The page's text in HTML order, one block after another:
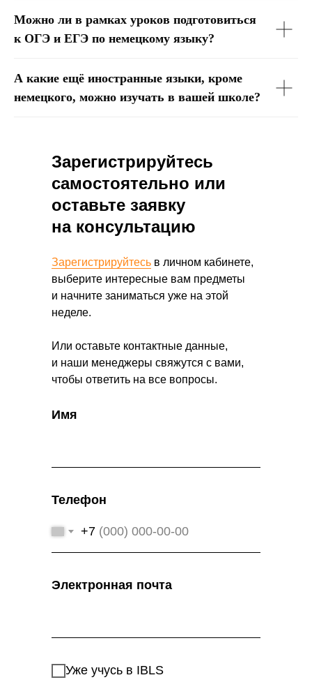
Можно ли в рамках уроков подготовиться
к ОГЭ и ЕГЭ по немецкому языку?
А какие ещё иностранные языки, кроме
немецкого, можно изучать в вашей школе?
Зарегистрируйтесь
самостоятельно или
оставьте заявку
на консультацию
Зарегистрируйтесь в личном кабинете,
выберите интересные вам предметы
и начните заниматься уже на этой
неделе.
Или оставьте контактные данные,
и наши менеджеры свяжутся с вами,
чтобы ответить на все вопросы.
Имя
Телефон
+7
Электронная почта
Уже учусь в IBLS